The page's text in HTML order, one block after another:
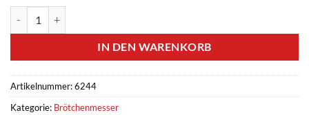
IN DEN WARENKORB
Artikelnummer:6244
Kategorie: Brötchenmesser